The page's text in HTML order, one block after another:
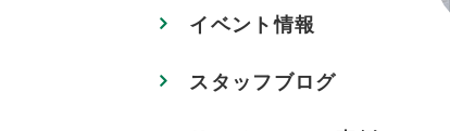
イベント情報
スタッフブログ